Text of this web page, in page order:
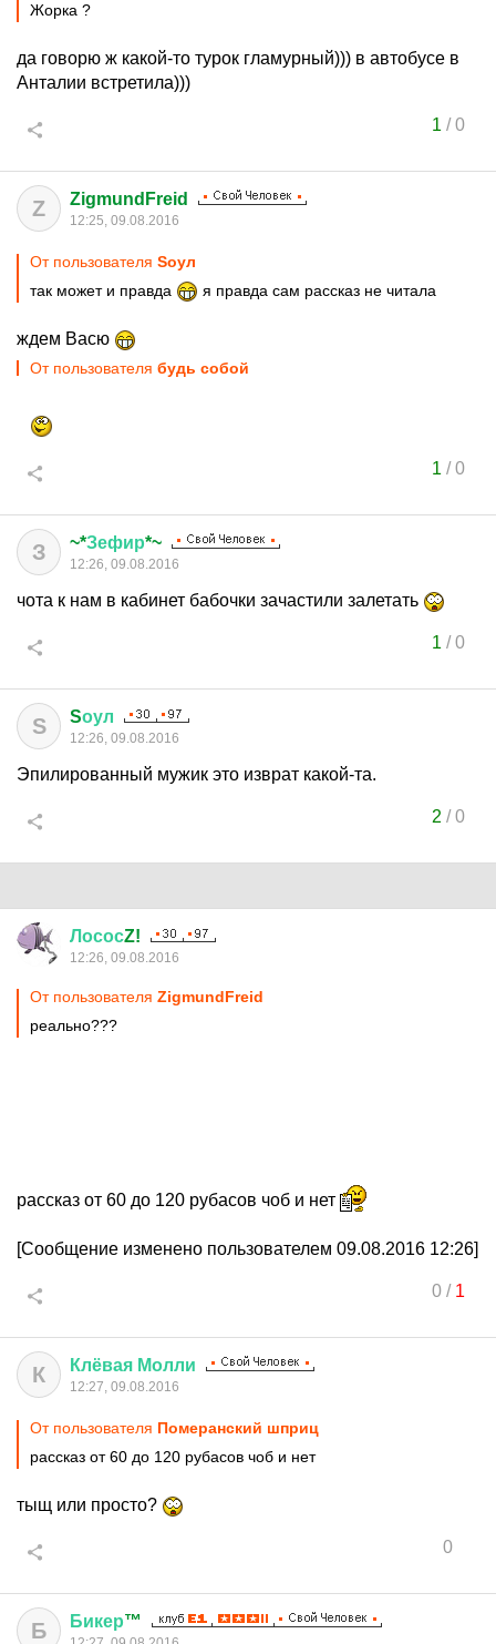
Жорка ?
да говорю ж какой-то турок гламурный))) в автобусе в
Анталии встретила)))
1 /0
Z ZigmundFreid
12:25, 09.08.2016
От пользователя Sоул
так может и правда
я правда сам рассказ не читала
ждем Васю
От пользователя будь собой
1 /0
З ~*Зефир*~
12:26, 09.08.2016
чота к нам в кабинет бабочки зачастили залетать
1 /0
S Sоул
12:26, 09.08.2016
Эпилированный мужик это изврат какой-та.
2 /0
ЛососZ!
12:26, 09.08.2016
От пользователя ZigmundFreid
реально???
рассказ от 60 до 120 рубасов чоб и нет
[Сообщение изменено пользователем 09.08.2016 12:26]
0/ 1
К Клёвая Молли
12:27, 09.08.2016
От пользователя Померанский шприц
рассказ от 60 до 120 рубасов чоб и нет
тыщ или просто?
0
Б Бикер™